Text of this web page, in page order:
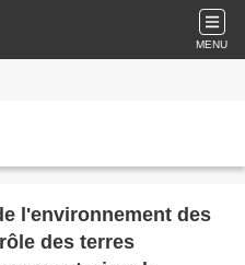
MENU
l'environnement des
des terres